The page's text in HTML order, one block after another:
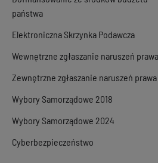
państwa
Elektroniczna Skrzynka Podawcza
Wewnętrzne zgłaszanie naruszeń prawa
Zewnętrzne zgłaszanie naruszeń prawa
Wybory Samorządowe 2018
Wybory Samorządowe 2024
Cyberbezpieczeństwo